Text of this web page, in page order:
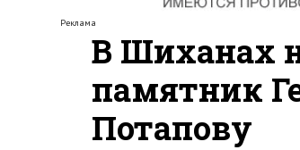
Реклама
В Шиханах
памятник
Потапову